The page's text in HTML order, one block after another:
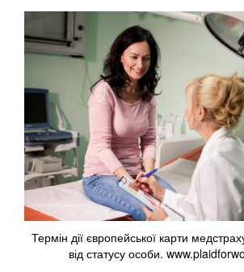
Термін дії європейської карти
від статусу особи.